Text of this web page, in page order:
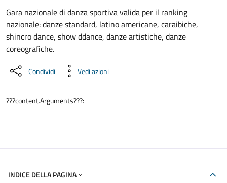
Gara nazionale di danza sportiva valida per il ranking
nazionale: danze standard, latino americane, caraibiche,
shincro dance, show ddance, danze artistiche, danze
coreografiche.
Condividi Vedi azioni
???content.Arguments???:
INDICE DELLA PAGINA